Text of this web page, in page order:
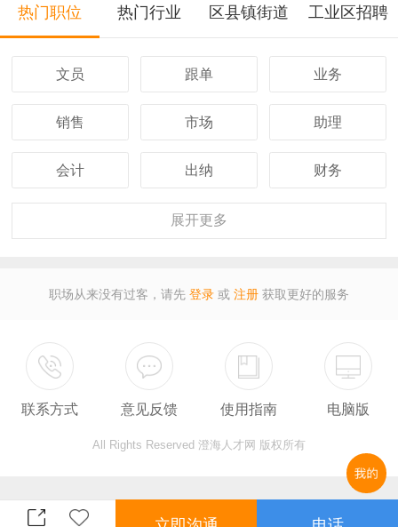
热门职位 热门行业 区县镇街道 工业区招聘
文员 跟单 业务
销售 市场 助理
会计 出纳 财务
行政
保安 翻译
广告 收银
总监
展开更多
职场从来没有过客，请先 登录 或 注册 获取更好的服务
联系方式 意见反馈 使用指南 电脑版
All Rights Reserved 澄海人才网 版权所有